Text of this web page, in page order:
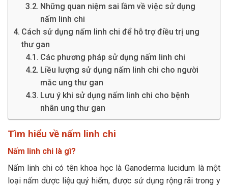
Những quan niệm sai lầm về việc sử dụng
nấm linh chi
Cách sử dụng nấm linh chi để hỗ trợ điều trị ung
thư gan
Các phương pháp sử dụng nấm linh chi
Liều lượng sử dụng nấm linh chi cho người
mắc ung thư gan
Lưu ý khi sử dụng nấm linh chi cho bệnh
nhân ung thư gan
Tìm hiểu về nấm linh chi
Nấm linh chi là gì?
Nấm linh chi có tên khoa học là Ganoderma lucidum là một
loại nấm dược liệu quý hiếm, được sử dụng rộng rãi trong y